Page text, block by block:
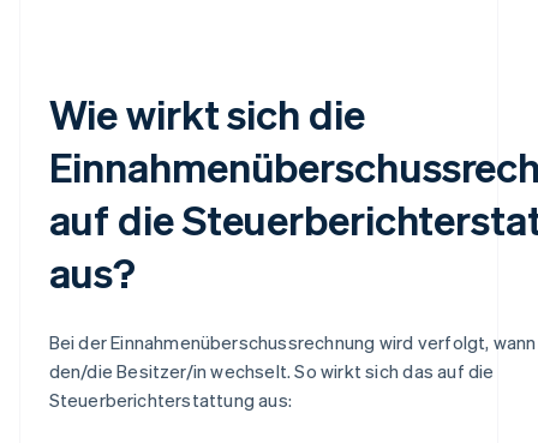
Wie wirkt sich die
auf die
aus?
Bei der Einnahmenüberschussrechnung wird verfolgt,
den/die Besitzer/in wechselt. So wirkt sich das auf die
Steuerberichterstattung aus: